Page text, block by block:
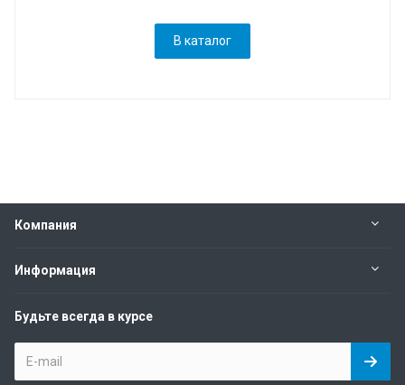
В каталог
Компания
Информация
Будьте всегда в курсе